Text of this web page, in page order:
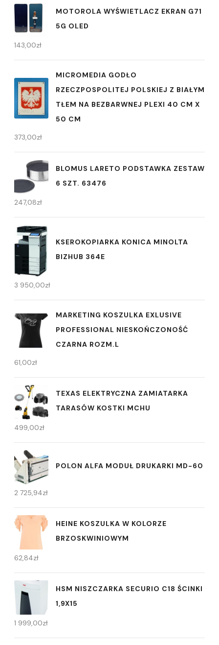
MOTOROLA WYŚWIETLACZ EKRAN G71
5G OLED
143,00zł
MICROMEDIA GODŁO
RZECZPOSPOLITEJ POLSKIEJ Z BIAŁYM
TŁEM NA BEZBARWNEJ PLEXI 40 CM X
50 CM
373,00zł
BLOMUS LARETO PODSTAWKA ZESTAW
6 SZT. 63476
247,08zł
KSEROKOPIARKA KONICA MINOLTA
BIZHUB 364E
3 950,00zł
MARKETING KOSZULKA EXLUSIVE
PROFESSIONAL NIESKOŃCZONOŚĆ
CZARNA ROZM.L
61,00zł
TEXAS ELEKTRYCZNA ZAMIATARKA
TARASÓW KOSTKI MCHU
499,00zł
POLON ALFA MODUŁ DRUKARKI MD-60
2 725,94zł
HEINE KOSZULKA W KOLORZE
BRZOSKWINIOWYM
62,84zł
HSM NISZCZARKA SECURIO C18 ŚCINKI
1,9X15
1 999,00zł